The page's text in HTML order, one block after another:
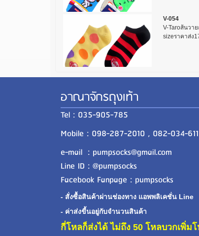
V-054
V-Taroส้นวา
sizeราคาส่ง
อาณาจักรถุงเท้า
Tel : 035-905-785
Mobile : 098-287-2010 , 082-034-
e-mail : pumpsocks@gmail.com
Line ID : @pumpsocks
Facebook Fanpage : pumpsocks
- สั่งซื้อสินค้าผ่านช่องทาง แอพพลิเคชั่น Line
- ค่าส่งขี้นอยู่กับจำนวนสินค้า
กี่โหลก็ส่งได้ ไม่ถึง 50 โหลบวกเพิ่ม